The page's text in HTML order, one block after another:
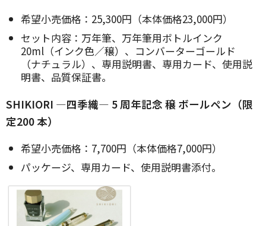
希望小売価格：25,300円（本体価格23,000円）
セット内容：万年筆、万年筆用ボトルインク
20ml（インク色／穣）、コンバーターゴールド
（ナチュラル）、専用説明書、専用カード、使用説
明書、品質保証書。
SHIKIORI ―四季織― 5 周年記念 穣 ボールペン（限
定200 本）
希望小売価格：7,700円（本体価格7,000円）
パッケージ、専用カード、使用説明書添付。